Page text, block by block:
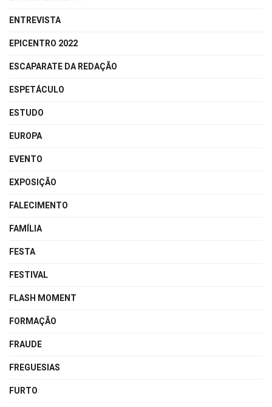
ENTREVISTA
EPICENTRO 2022
ESCAPARATE DA REDAÇÃO
ESPETÁCULO
ESTUDO
EUROPA
EVENTO
EXPOSIÇÃO
FALECIMENTO
FAMÍLIA
FESTA
FESTIVAL
FLASH MOMENT
FORMAÇÃO
FRAUDE
FREGUESIAS
FURTO